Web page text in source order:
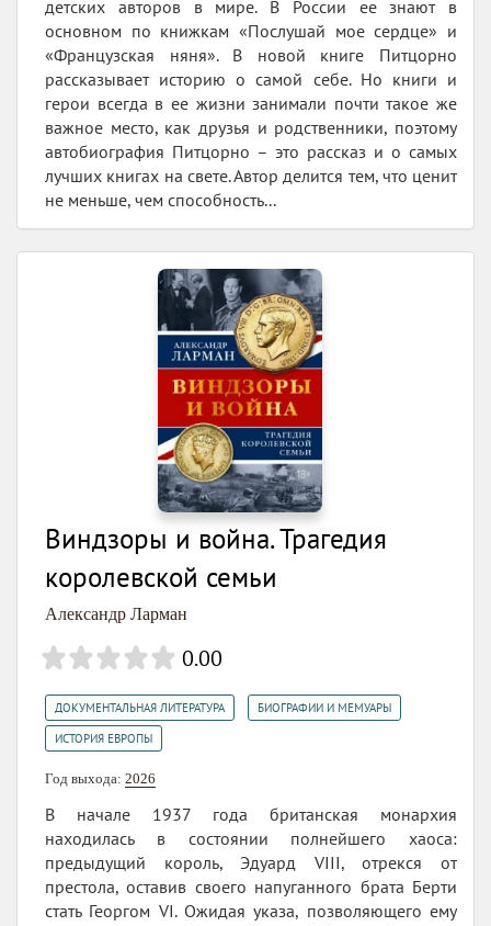
детских авторов в мире. В России ее знают в
основном по книжкам «Послушай мое сердце» и
«Французская няня». В новой книге Питцорно
рассказывает историю о самой себе. Но книги и
герои всегда в ее жизни занимали почти такое же
важное место, как друзья и родственники, поэтому
автобиография Питцорно – это рассказ и о самых
лучших книгах на свете. Автор делится тем, что ценит
не меньше, чем способность...
Виндзоры и война. Трагедия
королевской семьи
Александр Ларман
0.00
ДОКУМЕНТАЛЬНАЯ ЛИТЕРАТУРА БИОГРАФИИ И МЕМУАРЫ
ИСТОРИЯ ЕВРОПЫ
Год выхода: 2026
В начале 1937 года британская монархия
находилась в состоянии полнейшего хаоса:
предыдущий король, Эдуард VIII, отрекся от
престола, оставив своего напуганного брата Берти
стать Георгом VI. Ожидая указа, позволяющего ему